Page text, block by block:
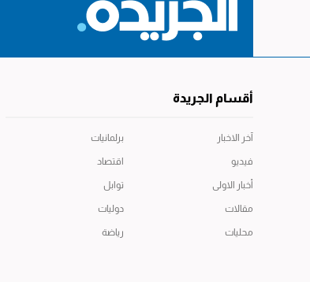
أقسام الجريدة
آخر الاخبار
فيديو
أخبار الاولى
مقالات
محليات
برلمانيات
اقتصاد
توابل
دوليات
رياضة